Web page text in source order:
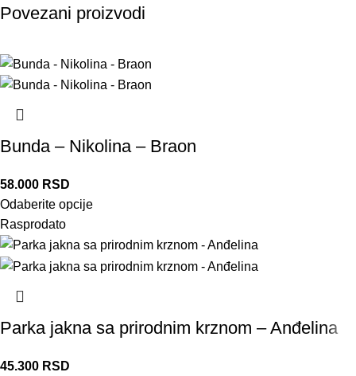
Povezani proizvodi
Bunda – Nikolina – Braon
58.000 RSD
Odaberite opcije
Rasprodato
Parka jakna sa prirodnim krznom – Anđelina
45.300 RSD